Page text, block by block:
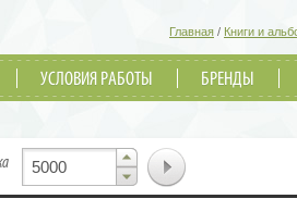
Главная / Книги и
УСЛОВИЯ РАБОТЫ БРЕНДЫ